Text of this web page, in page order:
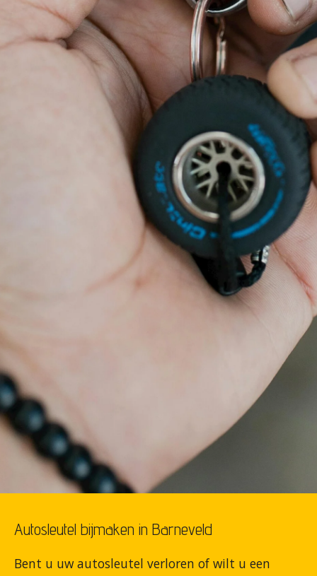
Autosleutel bijmaken in Barneveld
Bent u uw autosleutel verloren of wilt u een